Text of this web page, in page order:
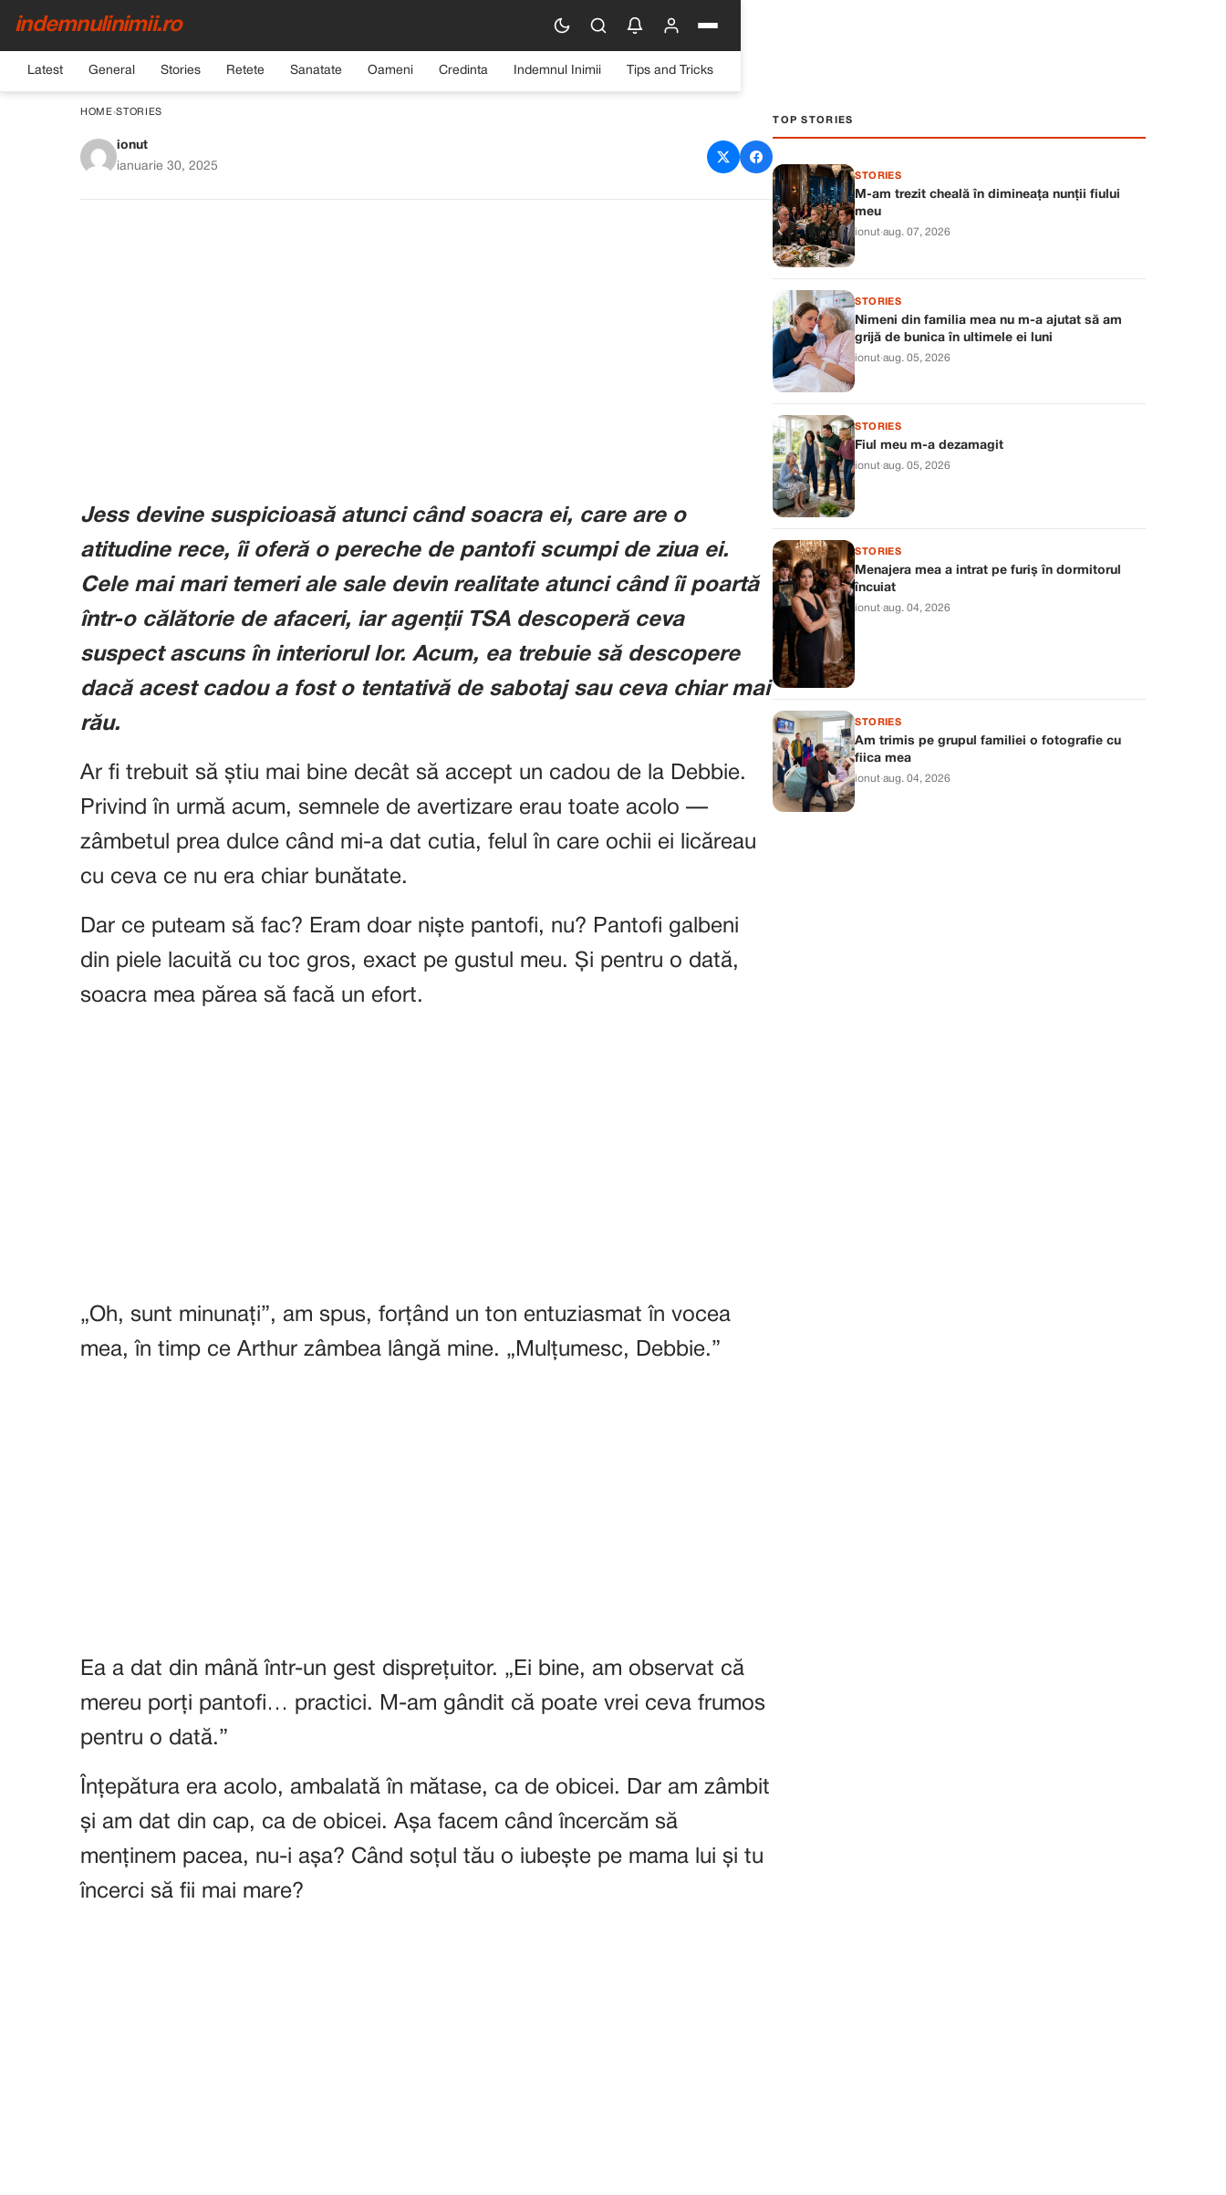
indemnulinimii.ro
Latest General Stories Retete Sanatate Oameni Credinta Indemnul Inimii Tips and Tricks
HOME›STORIES
Soacra mea mi-a dat pantofi de ziua mea – ceva
ionut
ianuarie 30, 2025
Jess devine suspicioasă atunci când soacra ei, care are o
atitudine rece, îi oferă o pereche de pantofi scumpi de ziua ei.
Cele mai mari temeri ale sale devin realitate atunci când îi poartă
într-o călătorie de afaceri, iar agenții TSA descoperă ceva
suspect ascuns în interiorul lor. Acum, ea trebuie să descopere
dacă acest cadou a fost o tentativă de sabotaj sau ceva chiar mai
rău.
Ar fi trebuit să știu mai bine decât să accept un cadou de la Debbie.
Privind în urmă acum, semnele de avertizare erau toate acolo —
zâmbetul prea dulce când mi-a dat cutia, felul în care ochii ei licăreau
cu ceva ce nu era chiar bunătate.
Dar ce puteam să fac? Eram doar niște pantofi, nu? Pantofi galbeni
din piele lacuită cu toc gros, exact pe gustul meu. Și pentru o dată,
soacra mea părea să facă un efort.
„Oh, sunt minunați”, am spus, forțând un ton entuziasmat în vocea
mea, în timp ce Arthur zâmbea lângă mine. „Mulțumesc, Debbie.”
Ea a dat din mână într-un gest disprețuitor. „Ei bine, am observat că
mereu porți pantofi… practici. M-am gândit că poate vrei ceva frumos
pentru o dată.”
Înțepătura era acolo, ambalată în mătase, ca de obicei. Dar am zâmbit
și am dat din cap, ca de obicei. Așa facem când încercăm să
menținem pacea, nu-i așa? Când soțul tău o iubește pe mama lui și tu
încerci să fii mai mare?
TOP STORIES
STORIES
M-am trezit cheală în dimineața nunții fiului
meu
ionut·aug. 07, 2026
STORIES
Nimeni din familia mea nu m-a ajutat să am
grijă de bunica în ultimele ei luni
ionut·aug. 05, 2026
STORIES
Fiul meu m-a dezamagit
ionut·aug. 05, 2026
STORIES
Menajera mea a intrat pe furiș în dormitorul
încuiat
ionut·aug. 04, 2026
STORIES
Am trimis pe grupul familiei o fotografie cu
fiica mea
ionut·aug. 04, 2026